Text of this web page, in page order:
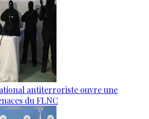
antiterroriste ouvre une
du FLNC